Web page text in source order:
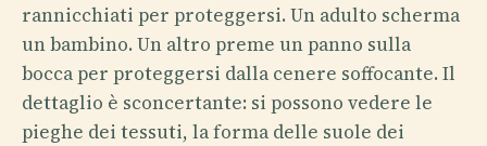
rannicchiati per proteggersi. Un adulto scherma
un bambino. Un altro preme un panno sulla
bocca per proteggersi dalla cenere soffocante. Il
dettaglio è sconcertante: si possono vedere le
pieghe dei tessuti, la forma delle suole dei